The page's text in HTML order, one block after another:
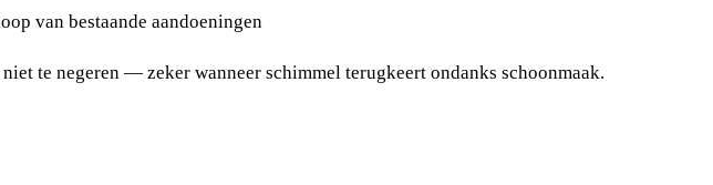
van bestaande aandoeningen
te negeren — zeker wanneer schimmel terugkeert ondanks schoonmaak.